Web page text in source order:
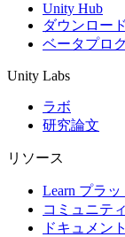
Unity Hub
ダウンロー
ベータプロ
Unity Labs
ラボ
研究論文
リソース
Learn プラ
コミュニティ
ドキュメント